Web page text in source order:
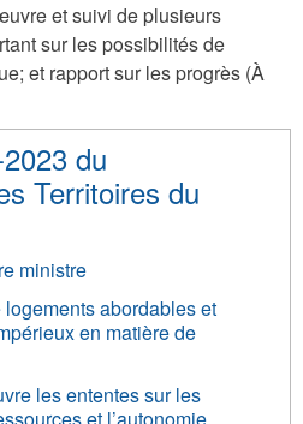
et suivi de plusieurs
sur les possibilités de
et rapport sur les progrès (À
du
Territoires du
ministre
abordables et
en matière de
les ententes sur les